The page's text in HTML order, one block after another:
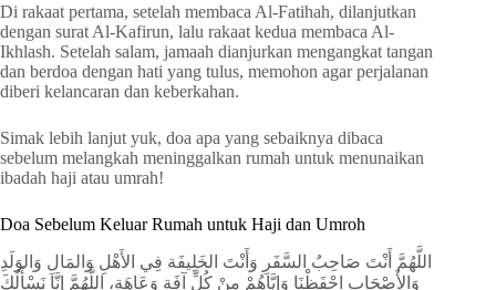
Di rakaat pertama, setelah membaca Al-Fatihah, dilanjutkan
dengan surat Al-Kafirun, lalu rakaat kedua membaca Al-
Ikhlash. Setelah salam, jamaah dianjurkan mengangkat tangan
dan berdoa dengan hati yang tulus, memohon agar perjalanan
diberi kelancaran dan keberkahan.
Simak lebih lanjut yuk, doa apa yang sebaiknya dibaca
sebelum melangkah meninggalkan rumah untuk menunaikan
ibadah haji atau umrah!
Doa Sebelum Keluar Rumah untuk Haji dan Umroh
اللَّهُمَّ أَنْتَ صَاحِبُ السَّفَرِ وَأَنْتَ الخَلِيفَة فِي الأَهْلِ وَالمَالِ وَالوَلَدِ
وَالأَصْحَابِ احْفَظْنَا وَإِيَّاهُمْ مِنْ كُلِّ آفَةٍ وَعَاهَةٍ، اللَّهُمَّ إِنَّا نَسْأَلُكَ